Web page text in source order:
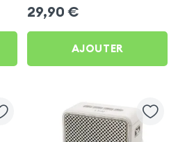
Support pour vélo - Noir
pour Oppo Find X
29,90 €
AJOUTER